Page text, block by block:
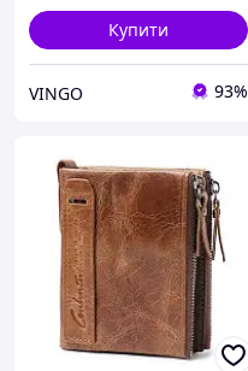
Купити
VINGO 93%